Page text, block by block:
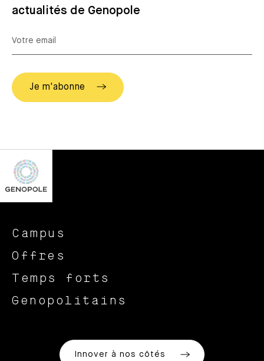
actualités de Genopole
Campus
Offres
Temps forts
Genopolitains
Innover à nos côtés